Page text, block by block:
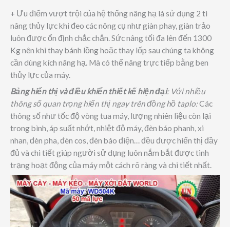
+ Ưu điểm vượt trội của hệ thống nâng hạ là sử dụng 2 ti
nâng thủy lực khi đeo các nông cụ như giàn phay, giàn trảo
luôn được ổn định chắc chắn. Sức nâng tối đa lên đến 1300
Kg nên khi thay bánh lồng hoặc thay lốp sau chúng ta không
cần dùng kích nâng hạ. Mà có thể nâng trực tiếp bằng ben
thủy lực của máy.
Bảng hiển thị và điều khiển thiết kế hiện đại: Với nhiều
thông số quan trọng hiển thị ngay trên đồng hồ taplo:Các
thông số như tốc độ vòng tua máy, lượng nhiên liệu còn lại
trong bình, áp suất nhớt, nhiệt độ máy, đèn báo phanh, xi
nhan, đèn pha, đèn cos, đèn báo điện… đều được hiển thị đầy
đủ và chi tiết giúp người sử dụng luôn nắm bắt được tình
trạng hoạt động của máy một cách rõ ràng và chi tiết nhất.